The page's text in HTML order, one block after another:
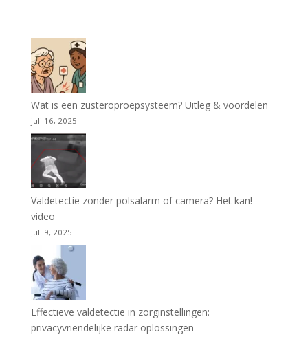
Wat is een zusteroproepsysteem? Uitleg & voordelen
juli 16, 2025
Valdetectie zonder polsalarm of camera? Het kan! –
video
juli 9, 2025
Effectieve valdetectie in zorginstellingen:
privacyvriendelijke radar oplossingen